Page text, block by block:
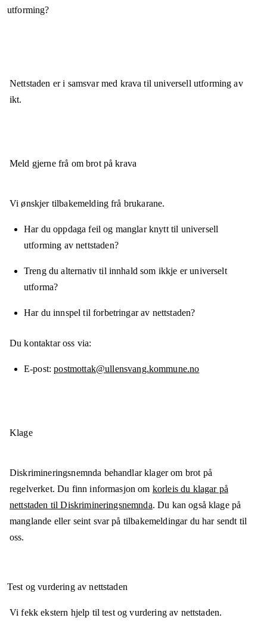
utforming?
Nettstaden eri samsvarmed krava til universell utforming av
ikt.
Meld gjerne frå om brot på krava
Vi ønskjer tilbakemelding frå brukarane.
Har du oppdaga feil og manglar knytt til universell
utforming av nettstaden?
Treng du alternativ til innhald som ikkje er universelt
utforma?
Har du innspel til forbetringar av nettstaden?
Du kontaktar oss via:
E-post postmottak@ullensvang.kommune.no
Klage
Diskrimineringsnemnda behandlar klager om brot på
regelverket. Du finn informasjon om korleis du klagar på
nettstaden til Diskrimineringsnemnda. Du kan også klage på
manglande eller seint svar på tilbakemeldingar du har sendt til
oss.
Test og vurdering av nettstaden
Vi fekk ekstern hjelp til test og vurdering av nettstaden.